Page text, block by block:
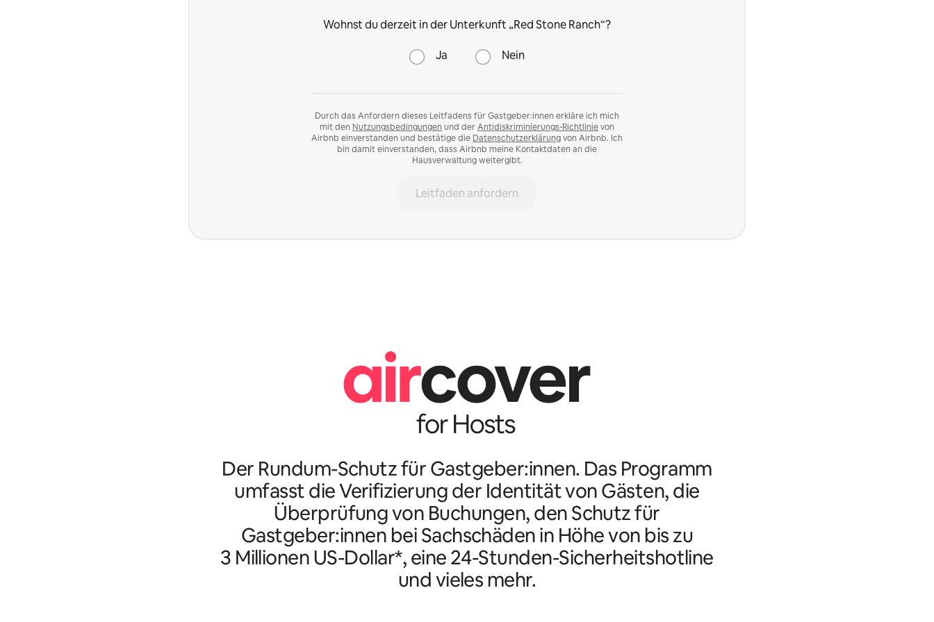
Wohnst du derzeit in der Unterkunft „Red Stone Ranch“?
Ja Nein
Durch das Anfordern dieses Leitfadens für Gastgeber:innen erkläre ich mich
mit den Nutzungsbedingungen und der Antidiskriminierungs-Richtlinievon
Airbnb einverstanden und bestätige die Datenschutzerklärungvon Airbnb. Ich
bin damit einverstanden, dass Airbnb meine Kontaktdaten an die
Hausverwaltung weitergibt.
Leitfaden anfordern
Der Rundum-Schutz für Gastgeber:innen. Das Programm
umfasst die Verifizierung der Identität von Gästen, die
Überprüfung von Buchungen, den Schutz für
Gastgeber:innen bei Sachschäden in Höhe von bis zu
3 Millionen US-Dollar*, eine 24-Stunden-Sicherheitshotline
und vieles mehr.